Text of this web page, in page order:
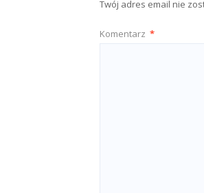
Twój adres email nie
Komentarz *